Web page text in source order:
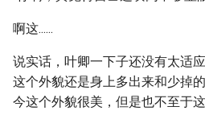
啊这......
说实话，叶卿一下子还没有太适
这个外貌还是身上多出来和少掉
今这个外貌很美，但是也不至于